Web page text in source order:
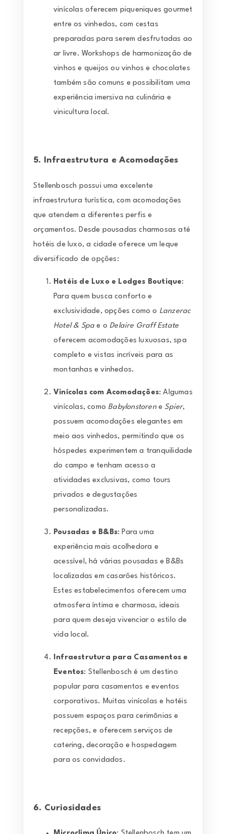
vinícolas oferecem piqueniques gourmet
entre os vinhedos, com cestas
preparadas para serem desfrutadas ao
ar livre. Workshops de harmonização de
vinhos e queijos ou vinhos e chocolates
também são comuns e possibilitam uma
experiência imersiva na culinária e
vinicultura local.
5. Infraestrutura e Acomodações
Stellenbosch possui uma excelente
infraestrutura turística, com acomodações
que atendem a diferentes perfis e
orçamentos. Desde pousadas charmosas até
hotéis de luxo, a cidade oferece um leque
diversificado de opções:
Hotéis de Luxo e Lodges Boutique:
Para quem busca conforto e
exclusividade, opções como o Lanzerac
Hotel & Spa e o Delaire Graff Estate
oferecem acomodações luxuosas, spa
completo e vistas incríveis para as
montanhas e vinhedos.
Vinícolas com Acomodações: Algumas
vinícolas, como Babylonstorene Spier,
possuem acomodações elegantes em
meio aos vinhedos, permitindo que os
hóspedes experimentem a tranquilidade
do campo e tenham acesso a
atividades exclusivas, como tours
privados e degustações
personalizadas.
Pousadas e B&Bs: Para uma
experiência mais acolhedora e
acessível, há várias pousadas e B&Bs
localizadas em casarões históricos.
Estes estabelecimentos oferecem uma
atmosfera íntima e charmosa, ideais
para quem deseja vivenciar o estilo de
vida local.
Infraestrutura para Casamentos e
Eventos: Stellenbosch é um destino
popular para casamentos e eventos
corporativos. Muitas vinícolas e hotéis
possuem espaços para cerimônias e
recepções, e oferecem serviços de
catering, decoração e hospedagem
para os convidados.
6. Curiosidades